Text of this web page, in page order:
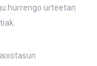
hurrengo urteetan